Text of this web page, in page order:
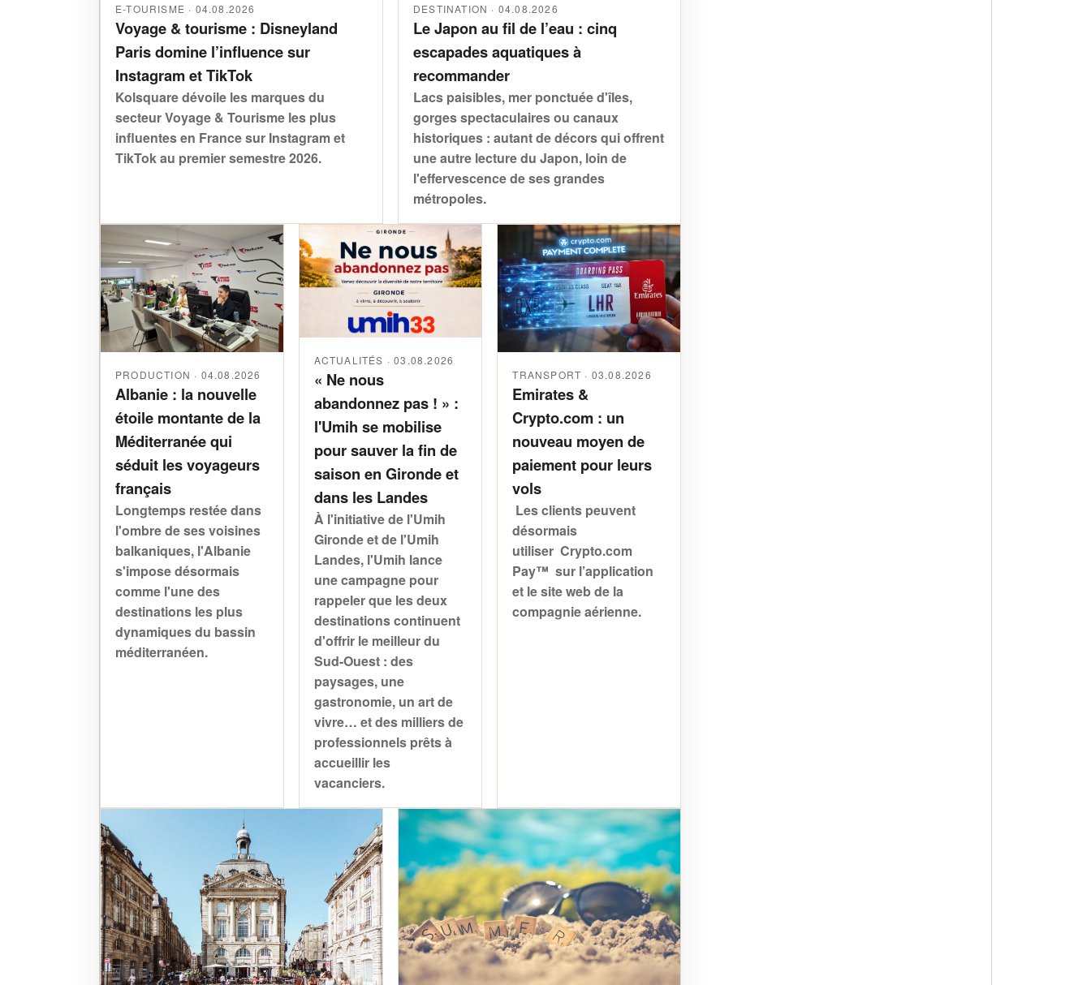
E-TOURISME · 04.08.2026
Voyage & tourisme : Disneyland
Paris domine l’influence sur
Instagram et TikTok
Kolsquare dévoile les marques du
secteur Voyage & Tourisme les plus
influentes en France sur Instagram et
TikTok au premier semestre 2026.
DESTINATION · 04.08.2026
Le Japon au fil de l’eau : cinq
escapades aquatiques à
recommander
Lacs paisibles, mer ponctuée d'îles,
gorges spectaculaires ou canaux
historiques : autant de décors qui offrent
une autre lecture du Japon, loin de
l'effervescence de ses grandes
métropoles.
PRODUCTION · 04.08.2026
Albanie : la nouvelle
étoile montante de la
Méditerranée qui
séduit les voyageurs
français
Longtemps restée dans
l'ombre de ses voisines
balkaniques, l'Albanie
s'impose désormais
comme l'une des
destinations les plus
dynamiques du bassin
méditerranéen.
ACTUALITÉS · 03.08.2026
« Ne nous
abandonnez pas ! » :
l'Umih se mobilise
pour sauver la fin de
saison en Gironde et
dans les Landes
À l'initiative de l'Umih
Gironde et de l'Umih
Landes, l'Umih lance
une campagne pour
rappeler que les deux
destinations continuent
d'offrir le meilleur du
Sud-Ouest : des
paysages, une
gastronomie, un art de
vivre… et des milliers de
professionnels prêts à
accueillir les
vacanciers.
TRANSPORT · 03.08.2026
Emirates &
Crypto.com : un
nouveau moyen de
paiement pour leurs
vols
Les clients peuvent
désormais
utiliser Crypto.com
Pay™ sur l’application
et le site web de la
compagnie aérienne.